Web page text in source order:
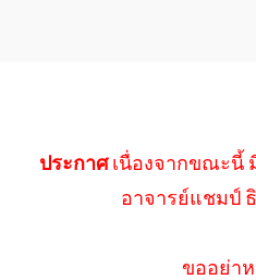
ประกาศเนื่องจากขณะนี้
อาจารย์แชมป์
ขออย่า